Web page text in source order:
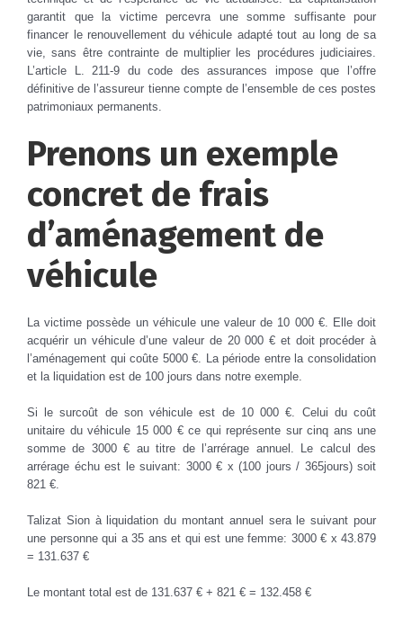
garantit que la victime percevra une somme suffisante pour
financer le renouvellement du véhicule adapté tout au long de sa
vie, sans être contrainte de multiplier les procédures judiciaires.
L’article L. 211-9 du code des assurances impose que l’offre
définitive de l’assureur tienne compte de l’ensemble de ces postes
patrimoniaux permanents.
Prenons un exemple
concret de frais
d’aménagement de
véhicule
La victime possède un véhicule une valeur de 10 000 €. Elle doit
acquérir un véhicule d’une valeur de 20 000 € et doit procéder à
l’aménagement qui coûte 5000 €. La période entre la consolidation
et la liquidation est de 100 jours dans notre exemple.
Si le surcoût de son véhicule est de 10 000 €. Celui du coût
unitaire du véhicule 15 000 € ce qui représente sur cinq ans une
somme de 3000 € au titre de l’arrérage annuel. Le calcul des
arrérage échu est le suivant: 3000 € x (100 jours / 365jours) soit
821 €.
Talizat Sion à liquidation du montant annuel sera le suivant pour
une personne qui a 35 ans et qui est une femme: 3000 € x 43.879
= 131.637 €
Le montant total est de 131.637 € + 821 € = 132.458 €